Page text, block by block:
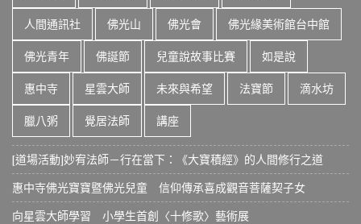
e
人間通訊社 佛光山 佛光會 佛光緣美術館台中館
佛光青年 佛誕節 兒童說故事比賽 如是說
惠中寺 星雲大師 未來與希望 法寶節 滴水坊
臘八粥 覺居法師 講座
[道場活動]妙宥法師－行在當下：《大寶積經》的人間修行之道
惠中寺佛光寶寶暨佛光兒童 信仰傳承喜成觀音菩薩契子女
向星雲大師學習 小學生首創〈十修歌〉藝術展